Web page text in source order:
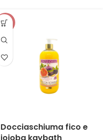
-20%
Docciaschiuma fico e